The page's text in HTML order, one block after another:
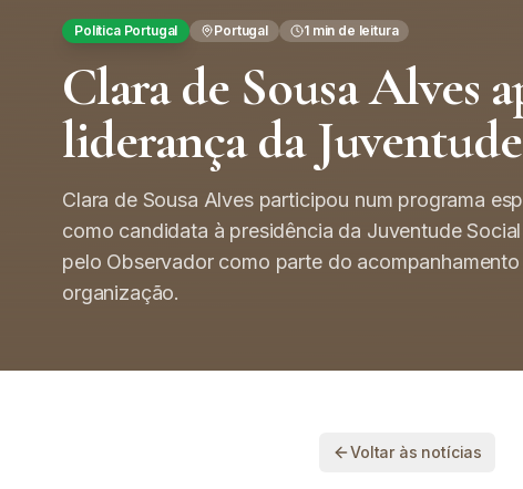
Política Portugal Portugal 1min de leitura
Clara de Sousa Alves
liderança da
Clara de Sousa Alves participou num programa
como candidata à presidência da Juventude
pelo Observador como parte do
organização.
Voltar às notícias